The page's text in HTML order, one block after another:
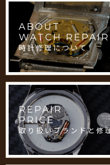
ABOUT
WATCH REPAIR
時計修理について
REPAIR
PRICE
取り扱いブランドと修